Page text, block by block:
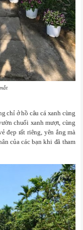
chỉ ở hồ câu cá xanh cùng
chuối xanh mượt, cùng
đẹp rất riêng, yên ắng mà
của các bạn khi đã tham